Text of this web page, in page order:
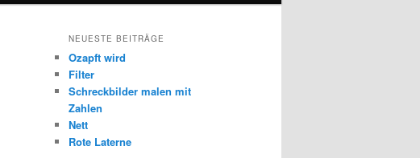
NEUESTE BEITRÄGE
Ozapft wird
Filter
Schreckbilder malen mit
Zahlen
Nett
Rote Laterne